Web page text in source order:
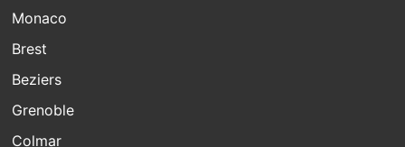
Monaco
Brest
Beziers
Grenoble
Colmar